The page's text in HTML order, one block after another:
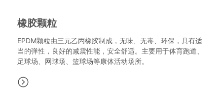
橡胶颗粒
EPDM颗粒由三元乙丙橡胶制成，无味、无毒、环保，具有适
当的弹性，良好的减震性能，安全舒适。主要用于体育跑道、
足球场、网球场、篮球场等康体活动场所。